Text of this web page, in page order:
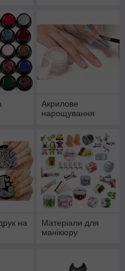
Акрилове
нарощування
на
Матеріали для
манікюру